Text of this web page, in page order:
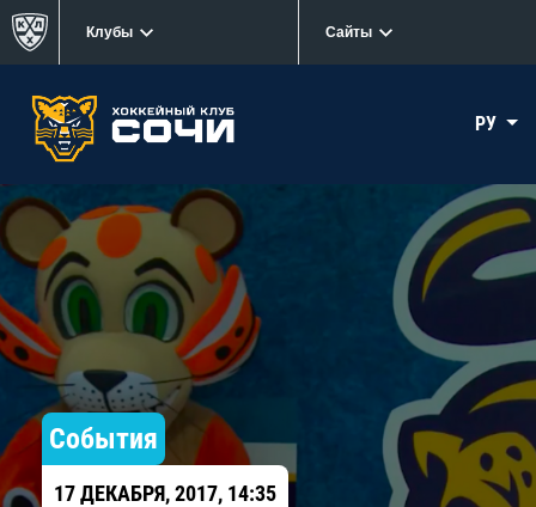
Клубы Сайты
РУ
События
17 ДЕКАБРЯ, 2017, 14:35